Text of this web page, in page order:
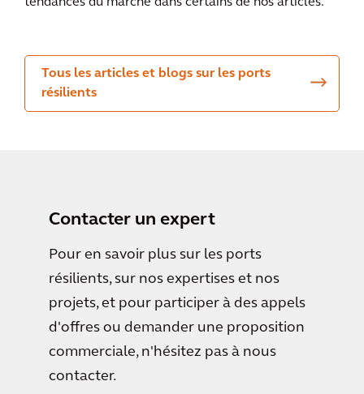
Tous les articles et blogs sur les ports
résilients
Contacter un expert
Pour en savoir plus sur les ports
résilients, sur nos expertises et nos
projets, et pour participer à des appels
d'offres ou demander une proposition
commerciale, n'hésitez pas à nous
contacter.